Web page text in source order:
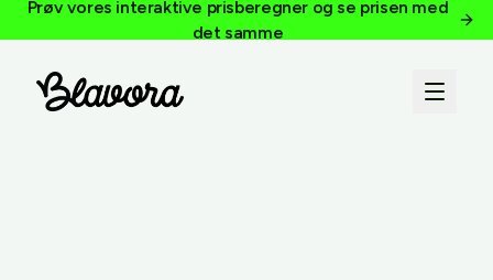
Prøv vores interaktive prisberegner og se prisen med
det samme